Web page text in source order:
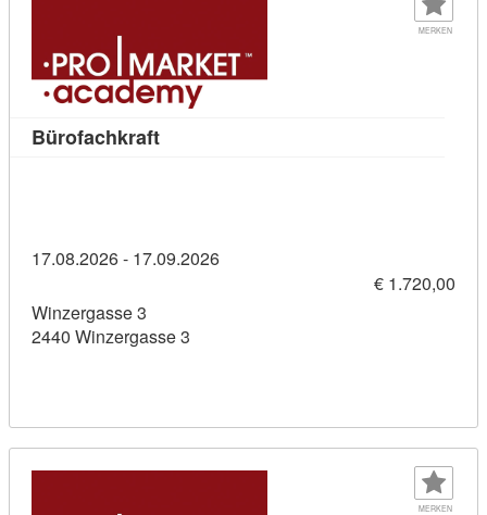
MERKEN
BürofachkraftKursdetail: Bürofachkraft (11436287)
17.08.2026 - 17.09.2026
€ 1.720,00
Winzergasse 3
2440 Winzergasse 3
MERKEN